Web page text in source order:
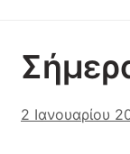
2 Ιανουαρίου